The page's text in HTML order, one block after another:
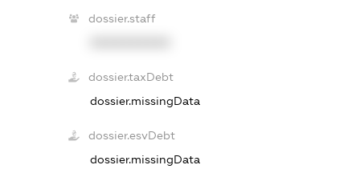
dossier.staff
dossier.taxDebt
dossier.missingData
dossier.esvDebt
dossier.missingData